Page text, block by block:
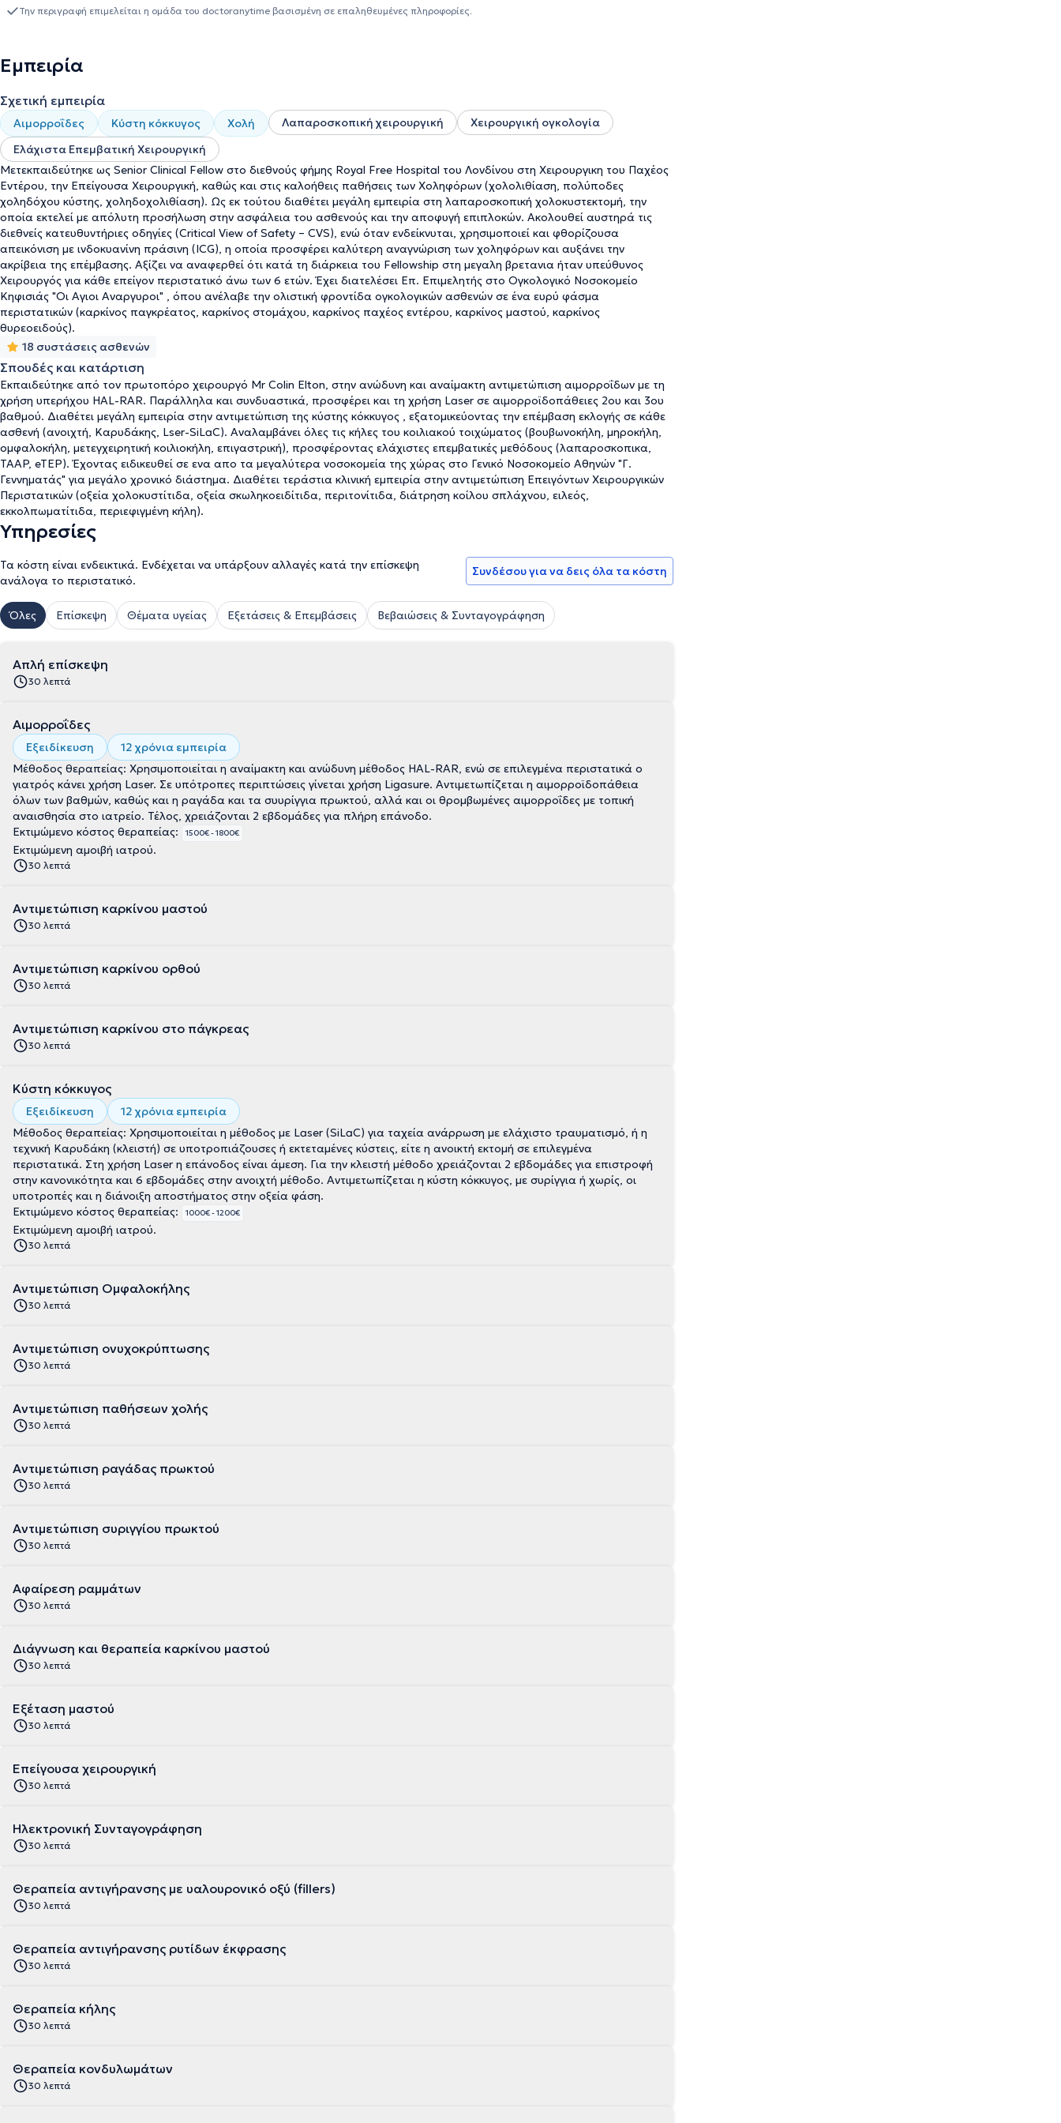
αποκτώντας εμπειρία σε πολύπλοκες ογκολογικές επεμβάσεις. Η εξειδίκευσή του επεκτάθηκε διεθνώς, αφου ακολουθως
στις
καλοήθεις παθήσεις των χοληφόρων, ιδιαίτερα στις οξείες χολοκυστίτιδες
συμπεριλαμβανομένων οξέων κοιλιών και τραυματικών περιστατικών. Σε όλη του την καριέρα, ο κ. Θανόπουλος έχει
αποκτώντας εξαιρετική εμπειρία σε ελάχιστα επεμβατικές και ογκολογικές τεχνικές. Σήμερα, υπηρετεί ως
Χειρουργόςστην Κλινική Ελάχιστα Επεμβατικής Χειρουργικής, Χειρουργικής Ογκολογίας και Βαριατρικής του Mediterraneo
Hospital και συνεργάζεται ως εξωτερικός συνεργάτης με τον Όμιλο Ιατρικού Αθηνών και το Ευγενίδειο Θεραπευτήριο.
Αναλαμβανει όλο το φάσμα τηςγενικής και λαπαροσκοπικής χειρουργικής
τωνεπειγόντων επεμβάσεων, εφαρμόζονταςτεχνικές 3D λαπαροσκοπικής απεικόνισηςγια ελαχιστοποίηση του κινδύνου
χειρουργικών λαθών. Διαθέτει εμπειρία στη χρήσηlaser σε ελάχιστα επεμβατικές επεμβάσεις, όπως αιμορροϊδοπάθεια
και κύστη κόκκυγος, ενώ στο ιατρείο του πραγματοποιούνται καιμικροεπεμβάσεις με τοπική αναισθησία(αφαίρεση
σπίλων, λιπωμάτων, κύστεων, συρραφή τραυμάτων). Εφαρμόζει επίσης σύγχρονες τεχνικές βιολογικής ενίσχυσης της
επούλωσης, όπως PRP (πλάσμα πλούσιο σε αιμοπετάλια), που επιταχύνουν την ανάπλαση των ιστών και μειώνουν τον
χρόνο αποκατάστασης μετά από επεμβάσεις. Επιπλέον, έχει ενεργή συμμετοχή σεδιεθνή, ευρωπαϊκά και πανελλήνια
συνέδρια, με παρουσιάσεις και δημοσιεύσεις σε εργασίες σχετικές με τη χειρουργική ογκολογία και λαπαροσκοπική
χειρουργική. Ο κ. Θανόπουλος ασκεί την ιατρική με γνώμονα τηνασφάλεια, την ακρίβεια και την εξατομίκευση της
θεραπείας, υιοθετώνταςκαινοτόμες τεχνικές και ακολουθώνταςδιεθνείς κατευθυντήριες οδηγίες, εξασφαλίζοντας
στους ασθενείς του το καλύτερο δυνατό αποτέλεσμα.
Την περιγραφή επιμελείται η ομάδα του doctoranytime βασισμένη σε επαληθευμένες πληροφορίες.
Εμπειρία
Σχετική εμπειρία
Αιμορροΐδες Κύστη κόκκυγος Χολή Λαπαροσκοπική χειρουργική
Χειρουργική ογκολογία
Ελάχιστα Επεμβατική Χειρουργική
Μετεκπαιδεύτηκε ως Senior Clinical Fellow στο διεθνούς φήμης Royal Free Hospital του Λονδίνου στη Χειρουργικη του Παχέος
Εντέρου, την Επείγουσα Χειρουργική, καθώς και στις καλοήθεις παθήσεις των Χοληφόρων (χολολιθίαση, πολύποδες
χοληδόχου κύστης, χοληδοχολιθίαση). Ως εκ τούτου διαθέτει μεγάλη εμπειρία στη λαπαροσκοπική χολοκυστεκτομή, την
οποία εκτελεί με απόλυτη προσήλωση στην ασφάλεια του ασθενούς και την αποφυγή επιπλοκών. Ακολουθεί αυστηρά τις
διεθνείς κατευθυντήριες οδηγίες (Critical View of Safety – CVS), ενώ όταν ενδείκνυται, χρησιμοποιεί και φθορίζουσα
απεικόνιση με ινδοκυανίνη πράσινη (ICG), η οποία προσφέρει καλύτερη αναγνώριση των χοληφόρων και αυξάνει την
ακρίβεια της επέμβασης. Αξίζει να αναφερθεί ότι κατά τη διάρκεια του Fellowship στη μεγαλη βρετανια ήταν υπεύθυνος
Χειρουργός για κάθε επείγον περιστατικό άνω των 6 ετών. Έχει διατελέσει Επ. Επιμελητής στο Ογκολογικό Νοσοκομείο
Κηφισιάς "Οι Αγιοι Αναργυροι" , όπου ανέλαβε την ολιστική φροντίδα ογκολογικών ασθενών σε ένα ευρύ φάσμα
περιστατικών (καρκίνος παγκρέατος, καρκίνος στομάχου, καρκίνος παχέος εντέρου, καρκίνος μαστού, καρκίνος
θυρεοειδούς).
18 συστάσεις ασθενών
Σπουδές και κατάρτιση
Εκπαιδεύτηκε από τον πρωτοπόρο χειρουργό Μr Colin Elton, στην ανώδυνη και αναίμακτη αντιμετώπιση αιμορροΐδων με τη
χρήση υπερήχου HAL-RAR. Παράλληλα και συνδυαστικά, προσφέρει και τη χρήση Laser σε αιμορροϊδοπάθειες 2ου και 3ου
βαθμού. Διαθέτει μεγάλη εμπειρία στην αντιμετώπιση της κύστης κόκκυγος , εξατομικεύοντας την επέμβαση εκλογής σε κάθε
ασθενή (ανοιχτή, Καρυδάκης, Lser-SiLaC). Αναλαμβάνει όλες τις κήλες του κοιλιακού τοιχώματος (βουβωνοκήλη, μηροκήλη,
ομφαλοκήλη, μετεγχειρητική κοιλιοκήλη, επιγαστρική), προσφέροντας ελάχιστες επεμβατικές μεθόδους (λαπαροσκοπικα,
ΤΑΑP, eTEP). Έχοντας ειδικευθεί σε ενα απο τα μεγαλύτερα νοσοκομεία της χώρας στο Γενικό Νοσοκομείο Αθηνών "Γ.
Γεννηματάς" για μεγάλο χρονικό διάστημα. Διαθέτει τεράστια κλινική εμπειρία στην αντιμετώπιση Επειγόντων Χειρουργικών
Περιστατικών (οξεία χολοκυστίτιδα, οξεία σκωληκοειδίτιδα, περιτονίτιδα, διάτρηση κοίλου σπλάχνου, ειλεός,
εκκολπωματίτιδα, περιεφιγμένη κήλη).
Υπηρεσίες
Τα κόστη είναι ενδεικτικά. Ενδέχεται να υπάρξουν αλλαγές κατά την επίσκεψη
ανάλογα το περιστατικό.
Συνδέσου για να δεις όλα τα κόστη
Όλες Επίσκεψη Θέματα υγείας Εξετάσεις & Επεμβάσεις Βεβαιώσεις & Συνταγογράφηση
Απλή επίσκεψη
30 λεπτά
Αιμορροΐδες
Εξειδίκευση
12 χρόνια εμπειρία
Μέθοδος θεραπείας: Χρησιμοποιείται η αναίμακτη και ανώδυνη μέθοδος HAL-RAR, ενώ σε επιλεγμένα περιστατικά ο
γιατρός κάνει χρήση Laser. Σε υπότροπες περιπτώσεις γίνεται χρήση Ligasure. Αντιμετωπίζεται η αιμορροϊδοπάθεια
όλων των βαθμών, καθώς και η ραγάδα και τα συυρίγγια πρωκτού, αλλά και οι θρομβωμένες αιμορροΐδες με τοπική
αναισθησία στο ιατρείο. Τέλος, χρειάζονται 2 εβδομάδες για πλήρη επάνοδο.
Εκτιμώμενο κόστος θεραπείας:
1500€ - 1800€
Εκτιμώμενη αμοιβή ιατρού.
30 λεπτά
Αντιμετώπιση καρκίνου μαστού
30 λεπτά
Αντιμετώπιση καρκίνου ορθού
30 λεπτά
Αντιμετώπιση καρκίνου στο πάγκρεας
30 λεπτά
Κύστη κόκκυγος
Εξειδίκευση
12 χρόνια εμπειρία
Μέθοδος θεραπείας: Χρησιμοποιείται η μέθοδος με Laser (SiLaC) για ταχεία ανάρρωση με ελάχιστο τραυματισμό, ή η
τεχνική Καρυδάκη (κλειστή) σε υποτροπιάζουσες ή εκτεταμένες κύστεις, είτε η ανοικτή εκτομή σε επιλεγμένα
περιστατικά. Στη χρήση Laser η επάνοδος είναι άμεση. Για την κλειστή μέθοδο χρειάζονται 2 εβδομάδες για επιστροφή
στην κανονικότητα και 6 εβδομάδες στην ανοιχτή μέθοδο. Αντιμετωπίζεται η κύστη κόκκυγος, με συρίγγια ή χωρίς, οι
υποτροπές και η διάνοιξη αποστήματος στην οξεία φάση.
Εκτιμώμενο κόστος θεραπείας:
1000€ - 1200€
Εκτιμώμενη αμοιβή ιατρού.
30 λεπτά
Αντιμετώπιση Ομφαλοκήλης
30 λεπτά
Αντιμετώπιση ονυχοκρύπτωσης
30 λεπτά
Αντιμετώπιση παθήσεων χολής
30 λεπτά
Αντιμετώπιση ραγάδας πρωκτού
30 λεπτά
Αντιμετώπιση συριγγίου πρωκτού
30 λεπτά
Αφαίρεση ραμμάτων
30 λεπτά
Διάγνωση και θεραπεία καρκίνου μαστού
30 λεπτά
Εξέταση μαστού
30 λεπτά
Επείγουσα χειρουργική
30 λεπτά
Ηλεκτρονική Συνταγογράφηση
30 λεπτά
Θεραπεία αντιγήρανσης με υαλουρονικό οξύ (fillers)
30 λεπτά
Θεραπεία αντιγήρανσης ρυτίδων έκφρασης
30 λεπτά
Θεραπεία κήλης
30 λεπτά
Θεραπεία κονδυλωμάτων
30 λεπτά